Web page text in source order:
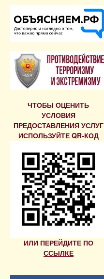
ЧТОБЫ ОЦЕНИТЬ
УСЛОВИЯ
ПРЕДОСТАВЛЕНИЯ УСЛУГ
ИСПОЛЬЗУЙТЕ QR-КОД
ИЛИ ПЕРЕЙДИТЕ ПО
ССЫЛКЕ